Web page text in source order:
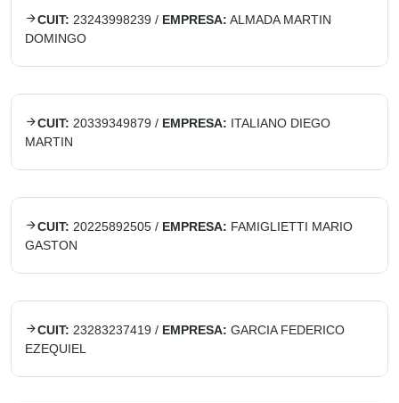
CUIT: 23243998239 / EMPRESA: ALMADA MARTIN
DOMINGO
CUIT: 20339349879 / EMPRESA: ITALIANO DIEGO
MARTIN
CUIT: 20225892505 / EMPRESA: FAMIGLIETTI MARIO
GASTON
CUIT: 23283237419 / EMPRESA: GARCIA FEDERICO
EZEQUIEL